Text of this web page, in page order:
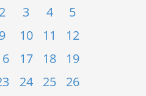
2 3 4
5
9 10 11
12
17 18
19
24 25
26